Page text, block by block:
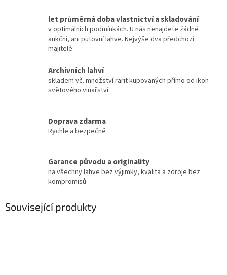
let průměrná doba vlastnictví a skladování
v optimálních podmínkách. U nás nenajdete žádné
aukční, ani putovní lahve. Nejvýše dva předchozí
majitelé
Archivních lahví
skladem vč. množství rarit kupovaných přímo od ikon
světového vinařství
Doprava zdarma
Rychle a bezpečně
Garance původu a originality
na všechny lahve bez výjimky, kvalita a zdroje bez
kompromisů
Související produkty